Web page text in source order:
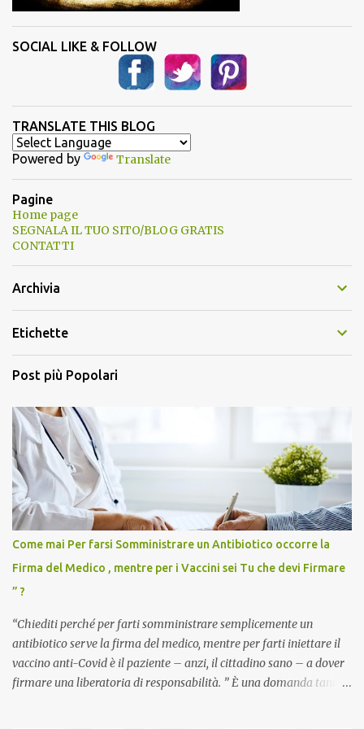
SOCIAL LIKE & FOLLOW
TRANSLATE THIS BLOG
Powered by Translate
Pagine
Home page
SEGNALA IL TUO SITO/BLOG GRATIS
CONTATTI
Archivia
Etichette
Post più Popolari
Come mai Per farsi Somministrare un Antibiotico occorre la
Firma del Medico , mentre per i Vaccini sei Tu che devi Firmare
” ?
“Chiediti perché per farti somministrare semplicemente un
antibiotico serve la firma del medico, mentre per farti iniettare il
vaccino anti-Covid è il paziente – anzi, il cittadino sano – a dover
firmare una liberatoria di responsabilità. ” È una domanda tanto